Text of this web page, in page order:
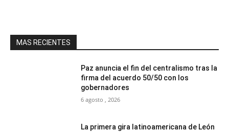
MAS RECIENTES
Paz anuncia el fin del centralismo tras la
firma del acuerdo 50/50 con los
gobernadores
6 agosto , 2026
La primera gira latinoamericana de León